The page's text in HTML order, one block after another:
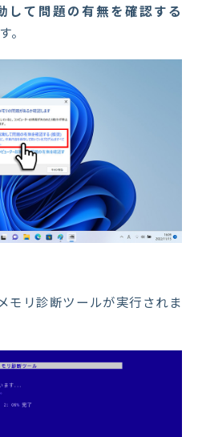
して問題の有無を確認する
。
モリ診断ツールが実行されま